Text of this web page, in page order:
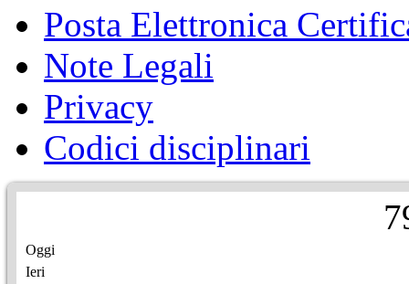
Posta Elettronica
Note Legali
Privacy
Codici disciplinari
7
Oggi
Ieri